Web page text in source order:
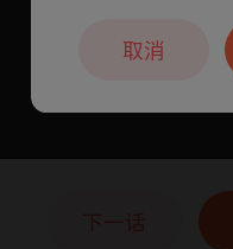
本章节仅支持
取消